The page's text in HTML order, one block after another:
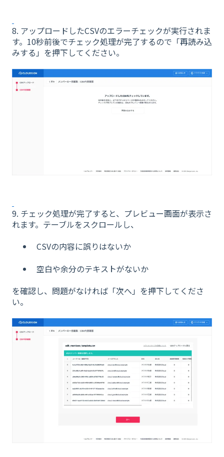
8. アップロードしたCSVのエラーチェックが実行されま
す。10秒前後でチェック処理が完了するので「再読み込
みする」を押下してください。
9. チェック処理が完了すると、プレビュー画面が表示さ
れます。テーブルをスクロールし、
CSVの内容に誤りはないか
空白や余分のテキストがないか
を確認し、問題がなければ「次へ」を押下してくださ
い。